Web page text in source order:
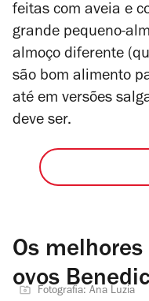
feitas com aveia e
grande pequeno-
almoço diferente
são bom alimento
até em versões
deve ser.
Os
ovosFotografia: Ana Luzia